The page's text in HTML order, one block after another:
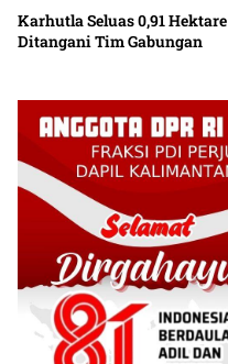
Karhutla Seluas 0,91 Hektare
Ditangani Tim Gabungan